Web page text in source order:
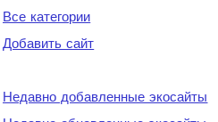
Все категории
Добавить сайт
Недавно добавленные экосайты